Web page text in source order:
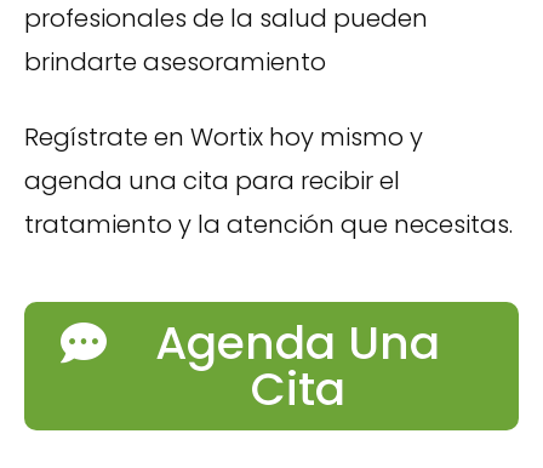
profesionales de la salud pueden
brindarte asesoramiento
Regístrate en Wortix hoy mismo y
agenda una cita para recibir el
tratamiento y la atención que necesitas.
Agenda Una
Cita